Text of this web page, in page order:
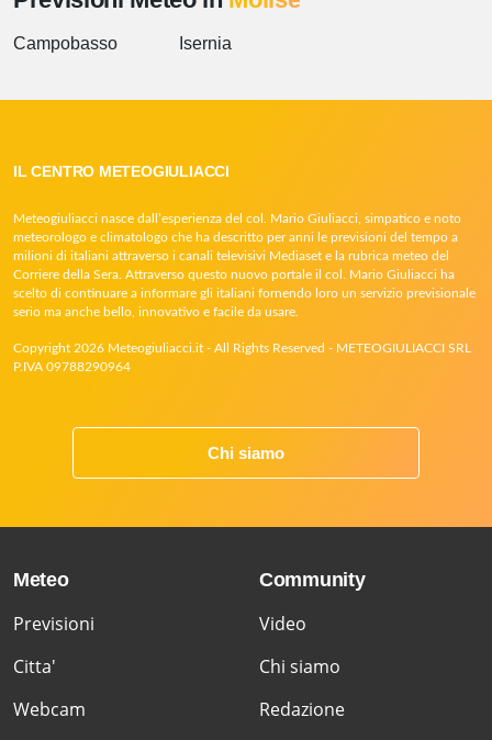
Campobasso Isernia
IL CENTRO METEOGIULIACCI
Meteogiuliacci nasce dall’esperienza del col. Mario Giuliacci, simpatico e noto
meteorologo e climatologo che ha descritto per anni le previsioni del tempo a
milioni di italiani attraverso i canali televisivi Mediaset e la rubrica meteo del
Corriere della Sera. Attraverso questo nuovo portale il col. Mario Giuliacci ha
scelto di continuare a informare gli italiani fornendo loro un servizio previsionale
serio ma anche bello, innovativo e facile da usare.
Copyright 2026 Meteogiuliacci.it - All Rights Reserved - METEOGIULIACCI SRL
P.IVA 09788290964
Chi siamo
Meteo
Previsioni
Citta'
Webcam
Community
Video
Chi siamo
Redazione